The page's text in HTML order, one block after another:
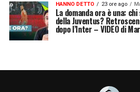
HANNO DETTO 23 ore ago
La domanda ora è una:
della Juventus?
dopo l’Inter – VIDEO di